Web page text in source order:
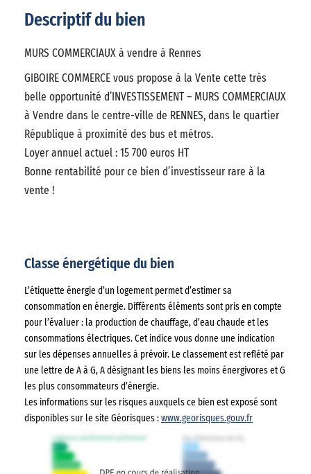
Descriptif du bien
MURS COMMERCIAUX à vendre à Rennes
GIBOIRE COMMERCE vous propose à la Vente cette très
belle opportunité d’INVESTISSEMENT – MURS COMMERCIAUX
à Vendre dans le centre-ville de RENNES, dans le quartier
République à proximité des bus et métros.
Loyer annuel actuel : 15 700 euros HT
Bonne rentabilité pour ce bien d’investisseur rare à la
vente !
Classe énergétique du bien
L’étiquette énergie d’un logement permet d’estimer sa
consommation en énergie. Différents éléments sont pris en compte
pour l’évaluer : la production de chauffage, d’eau chaude et les
consommations électriques. Cet indice vous donne une indication
sur les dépenses annuelles à prévoir. Le classement est reflété par
une lettre de A à G, A désignant les biens les moins énergivores et G
les plus consommateurs d’énergie.
Les informations sur les risques auxquels ce bien est exposé sont
disponibles sur le site Géorisques : www.georisques.gouv.fr